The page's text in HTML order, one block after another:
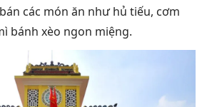
các món ăn như hủ tiếu, cơm
bánh xèo ngon miệng.